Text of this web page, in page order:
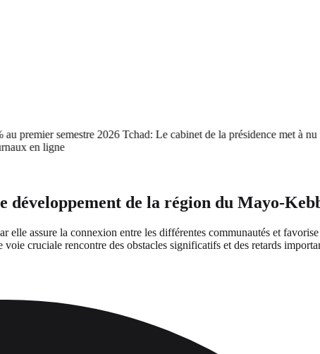
premier semestre 2026Tchad: Le cabinet de la présidence met à nu un
en ligne
développement de la région du Mayo-
assure la connexion entre les différentes communautés et
cruciale rencontre des obstacles significatifs et des retards